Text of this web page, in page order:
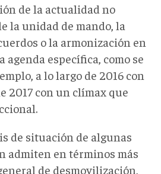
de la actualidad no
la unidad de mando, la
o la armonización en
agenda específica, como se
a lo largo de 2016 con
2017 con un clímax que
de situación de algunas
admiten en términos más
de desmovilización,